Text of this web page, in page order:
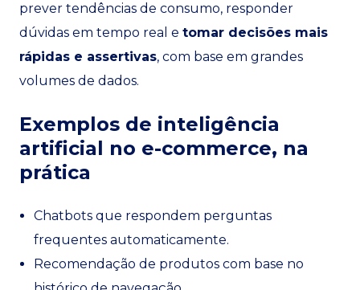
prever tendências de consumo, responder
dúvidas em tempo real e tomar decisões mais
rápidas e assertivas, com base em grandes
volumes de dados.
Exemplos de inteligência
artificial no e-commerce, na
prática
Chatbots que respondem perguntas
frequentes automaticamente.
Recomendação de produtos com base no